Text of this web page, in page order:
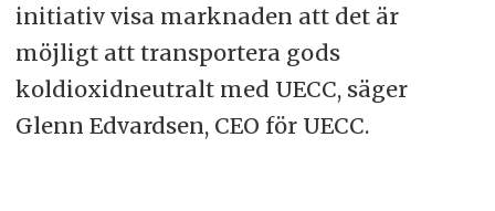
initiativ visa marknaden att det är
möjligt att transportera gods
koldioxidneutralt med UECC, säger
Glenn Edvardsen, CEO för UECC.